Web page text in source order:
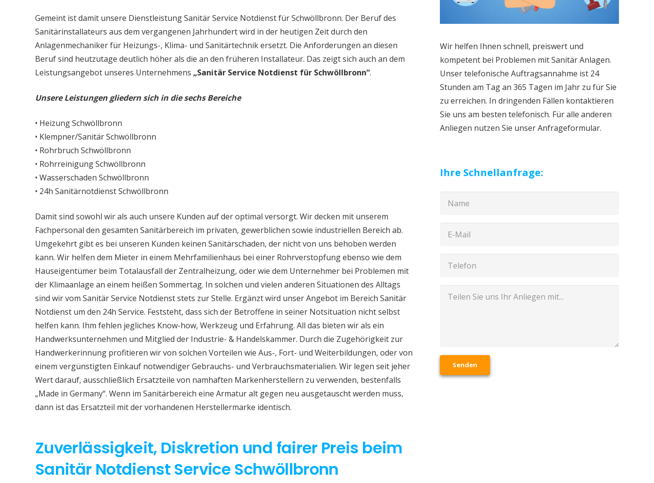
Gemeint ist damit unsere Dienstleistung Sanitär Service Notdienst für Schwöllbronn. Der Beruf des
Sanitärinstallateurs aus dem vergangenen Jahrhundert wird in der heutigen Zeit durch den
Anlagenmechaniker für Heizungs-, Klima- und Sanitärtechnik ersetzt. Die Anforderungen an diesen
Beruf sind heutzutage deutlich höher als die an den früheren Installateur. Das zeigt sich auch an dem
Leistungsangebot unseres Unternehmens „Sanitär Service Notdienst für Schwöllbronn“.
Unsere Leistungen gliedern sich in die sechs Bereiche
• Heizung Schwöllbronn
• Klempner/Sanitär Schwöllbronn
• Rohrbruch Schwöllbronn
• Rohrreinigung Schwöllbronn
• Wasserschaden Schwöllbronn
• 24h Sanitärnotdienst Schwöllbronn
Damit sind sowohl wir als auch unsere Kunden auf der optimal versorgt. Wir decken mit unserem
Fachpersonal den gesamten Sanitärbereich im privaten, gewerblichen sowie industriellen Bereich ab.
Umgekehrt gibt es bei unseren Kunden keinen Sanitärschaden, der nicht von uns behoben werden
kann. Wir helfen dem Mieter in einem Mehrfamilienhaus bei einer Rohrverstopfung ebenso wie dem
Hauseigentümer beim Totalausfall der Zentralheizung, oder wie dem Unternehmer bei Problemen mit
der Klimaanlage an einem heißen Sommertag. In solchen und vielen anderen Situationen des Alltags
sind wir vom Sanitär Service Notdienst stets zur Stelle. Ergänzt wird unser Angebot im Bereich Sanitär
Notdienst um den 24h Service. Feststeht, dass sich der Betroffene in seiner Notsituation nicht selbst
helfen kann. Ihm fehlen jegliches Know-how, Werkzeug und Erfahrung. All das bieten wir als ein
Handwerksunternehmen und Mitglied der Industrie- & Handelskammer. Durch die Zugehörigkeit zur
Handwerkerinnung profitieren wir von solchen Vorteilen wie Aus-, Fort- und Weiterbildungen, oder von
einem vergünstigten Einkauf notwendiger Gebrauchs- und Verbrauchsmaterialien. Wir legen seit jeher
Wert darauf, ausschließlich Ersatzteile von namhaften Markenherstellern zu verwenden, bestenfalls
„Made in Germany“. Wenn im Sanitärbereich eine Armatur alt gegen neu ausgetauscht werden muss,
dann ist das Ersatzteil mit der vorhandenen Herstellermarke identisch.
Zuverlässigkeit, Diskretion und fairer Preis beim
Sanitär Notdienst Service Schwöllbronn
Wir helfen Ihnen schnell, preiswert und
kompetent bei Problemen mit Sanitär Anlagen.
Unser telefonische Auftragsannahme ist 24
Stunden am Tag an 365 Tagen im Jahr zu für Sie
zu erreichen. In dringenden Fällen kontaktieren
Sie uns am besten telefonisch. Für alle anderen
Anliegen nutzen Sie unser Anfrageformular.
Ihre Schnellanfrage:
Senden